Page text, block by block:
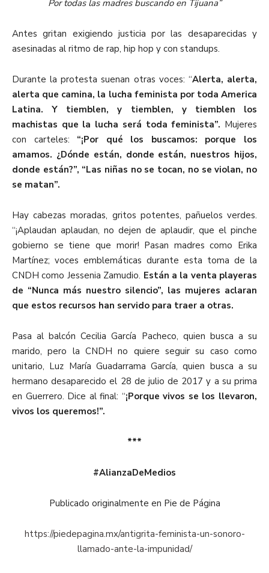
Por todas las madres buscando en Tijuana”
Antes gritan exigiendo justicia por las desaparecidas y
asesinadas al ritmo de rap, hip hop y con standups.
Durante la protesta suenan otras voces: “Alerta, alerta,
alerta que camina, la lucha feminista por toda America
Latina. Y tiemblen, y tiemblen, y tiemblen los
machistas que la lucha será toda feminista”. Mujeres
con carteles: “¡Por qué los buscamos: porque los
amamos. ¿Dónde están, donde están, nuestros hijos,
donde están?”, “Las niñas no se tocan, no se violan, no
se matan”.
Hay cabezas moradas, gritos potentes, pañuelos verdes.
“¡Aplaudan aplaudan, no dejen de aplaudir, que el pinche
gobierno se tiene que morir! Pasan madres como Erika
Martínez; voces emblemáticas durante esta toma de la
CNDH como Jessenia Zamudio. Están a la venta playeras
de “Nunca más nuestro silencio”, las mujeres aclaran
que estos recursos han servido para traer a otras.
Pasa al balcón Cecilia García Pacheco, quien busca a su
marido, pero la CNDH no quiere seguir su caso como
unitario, Luz María Guadarrama García, quien busca a su
hermano desaparecido el 28 de julio de 2017 y a su prima
en Guerrero. Dice al final: “¡Porque vivos se los llevaron,
vivos los queremos!”.
***
#AlianzaDeMedios
Publicado originalmente en Pie de Página
https://piedepagina.mx/antigrita-feminista-un-sonoro-
llamado-ante-la-impunidad/